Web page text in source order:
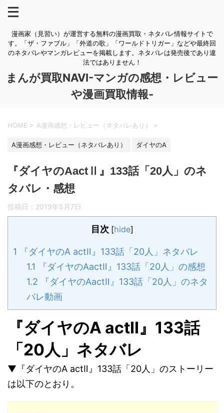
漫画家（見習い）が運営する無料の漫画買取・ネタバレ情報サイトで
す。「ザ・ファブル」「外道の歌」「ワールドトリガー」などや最終回
のネタバレやマンガレビューを掲載します。ネタバレは発売後であり違
法ではありません！
まんが買取NAVI-マンガの感想・レビュー
や漫画買取情報-
HOME > A漫画感想・レビュー（ネタバレあり） >
A漫画感想・レビュー（ネタバレあり） ダイヤのA
『ダイヤのAactⅡ』133話「20人」のネ
タバレ・感想
投稿日： 2019年5月7日
目次 [hide]
1 『ダイヤのA actⅡ』133話「20人」ネタバレ
1.1 『ダイヤのAactⅡ』133話「20人」の感想
1.2 『ダイヤのAactⅡ』133話「20人」のネタ
バレ動画
『ダイヤのA actⅡ』133話
「20人」ネタバレ
▼『ダイヤのA actⅡ』133話「20人」のストーリー
は以下のとおり。